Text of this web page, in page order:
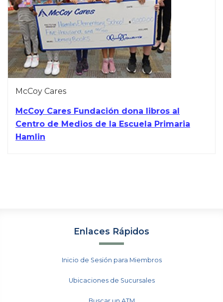
McCoy Cares
McCoy Cares Fundación dona libros al
Centro de Medios de la Escuela Primaria
Hamlin
Enlaces Rápidos
Inicio de Sesión para Miembros
Ubicaciones de Sucursales